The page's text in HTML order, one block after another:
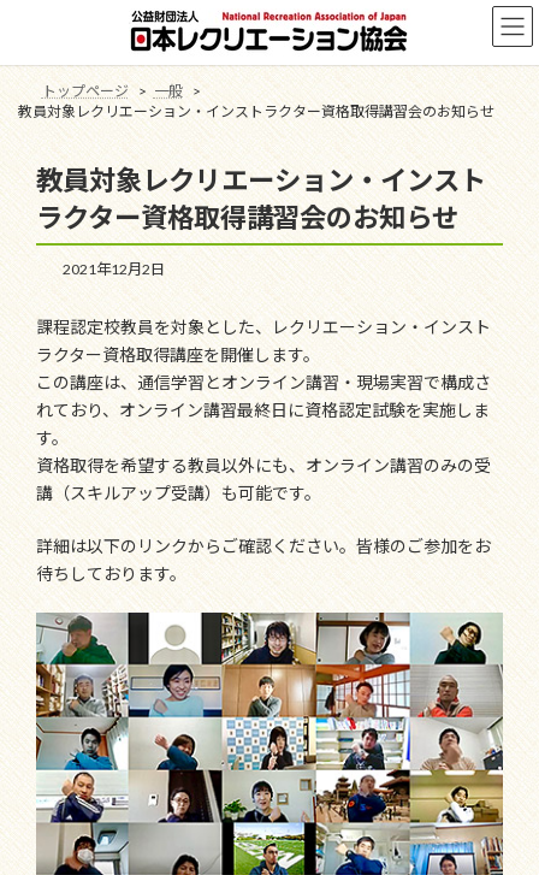
ツ
へ
キ
ッ
シ
ョ
に
移
トップページ
一般
教員対象レクリエーション・インストラクター資格取得講習会のお知らせ
教員対象レクリエーション・インスト
ラクター資格取得講習会のお知らせ
2021年12月2日
課程認定校教員を対象とした、レクリエーション・インスト
ラクター資格取得講座を開催します。
この講座は、通信学習とオンライン講習・現場実習で構成さ
れており、オンライン講習最終日に資格認定試験を実施しま
す。
資格取得を希望する教員以外にも、オンライン講習のみの受
講（スキルアップ受講）も可能です。
詳細は以下のリンクからご確認ください。皆様のご参加をお
待ちしております。